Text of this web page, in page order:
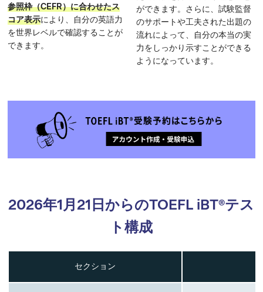
参照枠（CEFR）に合わせたス
コア表示により、自分の英語力
を世界レベルで確認することが
できます。
ができます。さらに、試験監督
のサポートや工夫された出題の
流れによって、自分の本当の実
力をしっかり示すことができる
ようになっています。
2026年1月21日からのTOEFL iBT®テス
ト構成
セクション